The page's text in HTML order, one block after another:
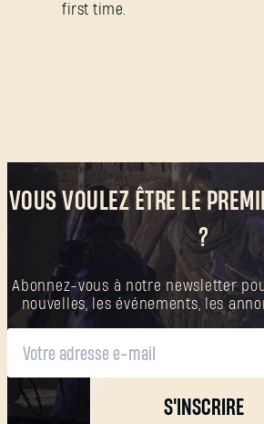
first time.
VOUS VOULEZ ÊTRE LE
?
Abonnez-vous à notre newsletter
nouvelles, les événements, les
S'INSCRIRE
Créer un compte